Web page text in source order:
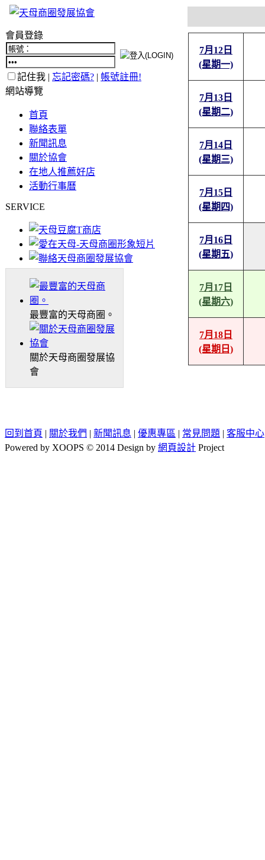
會員登錄
記住我 | 忘記密碼? | 帳號註冊!
網站導覽
首頁
聯絡表單
新聞訊息
關於協會
在地人推薦好店
活動行事曆
SERVICE
最豐富的天母商圈。
關於天母商圈發展協
會
7月12日
(星期一)
7月13日
(星期二)
7月14日
(星期三)
7月15日
(星期四)
7月16日
(星期五)
7月17日
(星期六)
7月18日
(星期日)
回到首頁 | 關於我們 | 新聞訊息 | 優惠專區 | 常見問題 | 客服中心
Powered by XOOPS © 2014 Design by 網頁設計 Project